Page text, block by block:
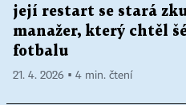
její restart se stará
manažer, který chtěl
fotbalu
21. 4. 2026 ▪ 4 min. čtení